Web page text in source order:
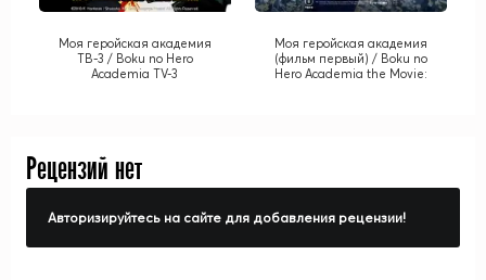
Моя геройская академия
ТВ-3 / Boku no Hero
Academia TV-3
Моя геройская академия
(фильм первый) / Boku no
Hero Academia the Movie:
Рецензий нет
Авторизируйтесь на сайте для добавления рецензии!